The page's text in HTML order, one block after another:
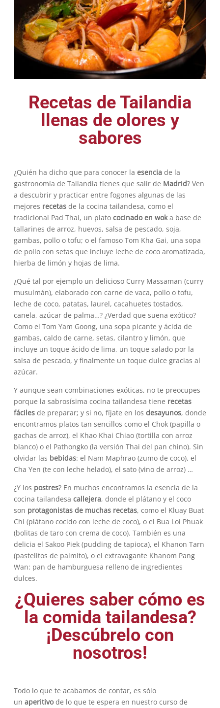
Recetas de Tailandia
llenas de olores y
sabores
¿Quién ha dicho que para conocer la esencia de la
gastronomía de Tailandia tienes que salir de Madrid? Ven
a descubrir y practicar entre fogones algunas de las
mejores recetas de la cocina tailandesa, como el
tradicional Pad Thai, un plato cocinado en woka base de
tallarines de arroz, huevos, salsa de pescado, soja,
gambas, pollo o tofu; o el famoso Tom Kha Gai, una sopa
de pollo con setas que incluye leche de coco aromatizada,
hierba de limón y hojas de lima.
¿Qué tal por ejemplo un delicioso Curry Massaman (curry
musulmán), elaborado con carne de vaca, pollo o tofu,
leche de coco, patatas, laurel, cacahuetes tostados,
canela, azúcar de palma…? ¿Verdad que suena exótico?
Como el Tom Yam Goong, una sopa picante y ácida de
gambas, caldo de carne, setas, cilantro y limón, que
incluye un toque ácido de lima, un toque salado por la
salsa de pescado, y finalmente un toque dulce gracias al
azúcar.
Y aunque sean combinaciones exóticas, no te preocupes
porque la sabrosísima cocina tailandesa tiene recetas
fáciles de preparar; y si no, fíjate en los desayunos, donde
encontramos platos tan sencillos como el Chok (papilla o
gachas de arroz), el Khao Khai Chiao (tortilla con arroz
blanco) o el Pathongko (la versión Thai del pan chino). Sin
olvidar las bebidas: el Nam Maphrao (zumo de coco), el
Cha Yen (te con leche helado), el sato (vino de arroz) …
¿Y los postres? En muchos encontramos la esencia de la
cocina tailandesa callejera, donde el plátano y el coco
son protagonistas de muchas recetas, como el Kluay Buat
Chi (plátano cocido con leche de coco), o el Bua Loi Phuak
(bolitas de taro con crema de coco). También es una
delicia el Sakoo Piek (pudding de tapioca), el Khanon Tarn
(pastelitos de palmito), o el extravagante Khanom Pang
Wan: pan de hamburguesa relleno de ingredientes
dulces.
¿Quieres saber cómo es
la comida tailandesa?
¡Descúbrelo con
nosotros!
Todo lo que te acabamos de contar, es sólo
un aperitivode lo que te espera en nuestro curso de